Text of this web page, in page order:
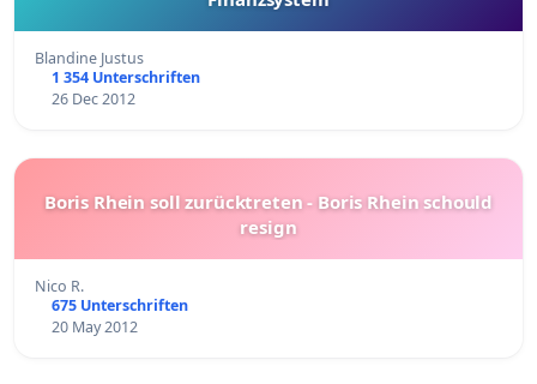
Blandine Justus
1 354 Unterschriften
26 Dec 2012
Boris Rhein soll zurücktreten - Boris Rhein schould
resign
Nico R.
675 Unterschriften
20 May 2012